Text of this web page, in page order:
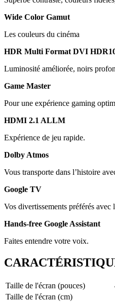
Wide Color Gamut
Les couleurs du cinéma
HDR Multi Format DVI
Luminosité améliorée, noirs
Game Master
Pour une expérience gaming
HDMI 2.1 ALLM
Expérience de jeu rapide.
Dolby Atmos
Vous transporte dans l’histoire
Google TV
Vos divertissements préférés avec
Hands-free Google Assistant
Faites entendre votre voix.
Taille de l'écran (pouces)
Taille de l'écran (cm)